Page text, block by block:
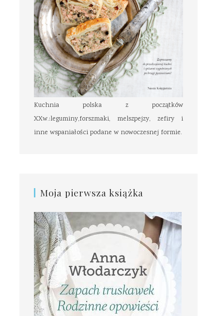
Kuchnia polska z początków
XXw.:leguminy,forszmaki, melszpejzy, zefiry i
inne wspaniałości podane w nowoczesnej formie.
Moja pierwsza książka